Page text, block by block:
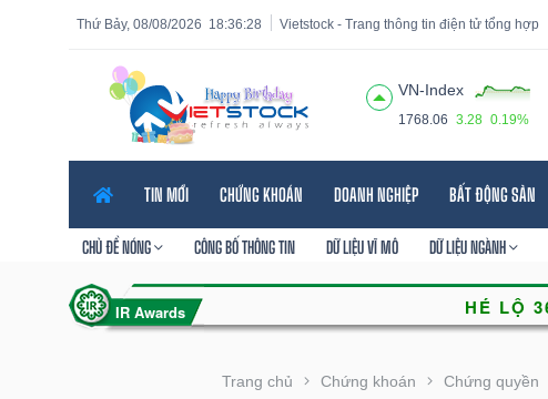
18:36:29
Thứ Bảy, 08/08/2026 Vietstock - Trang thông tin điện tử tổng hợp
VN-Index
1768.06 3.28 0.19%
TIN MỚI CHỨNG KHOÁN DOANH NGHIỆP BẤT ĐỘNG SẢN
CHỦ ĐỀ NÓNG CÔNG BỐ THÔNG TIN DỮ LIỆU VĨ MÔ DỮ LIỆU NGÀNH
Trang chủ Chứng khoán Chứng quyền
Tính năng
năng
VIETSTOCK